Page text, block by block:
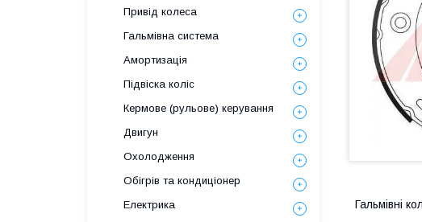
Гальмівні
Привід колеса
Гальмівна система
Амортизація
Підвіска коліс
Кермове (рульове) керування
Двигун
Охолодження
Обігрів та кондиціонер
Електрика